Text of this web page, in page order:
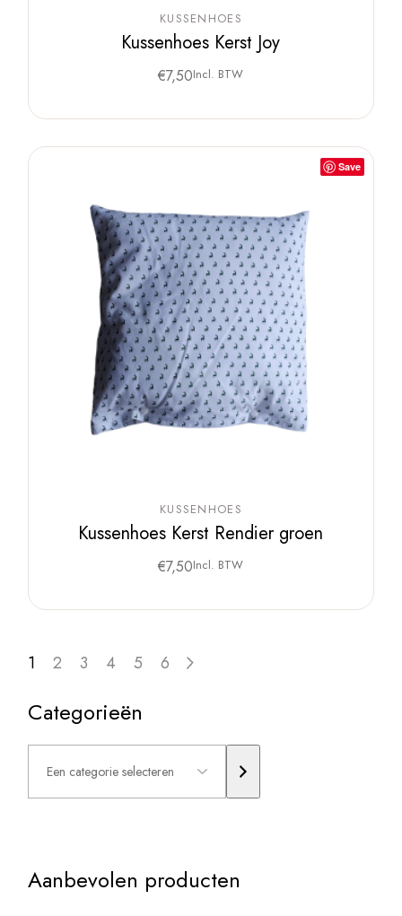
KUSSENHOES
Kussenhoes Kerst Joy
€7,50Incl. BTW
Save
KUSSENHOES
Kussenhoes Kerst Rendier groen
€7,50Incl. BTW
1 2 3 4 5 6
Categorieën
Een
categorie
selecteren
Aanbevolen producten